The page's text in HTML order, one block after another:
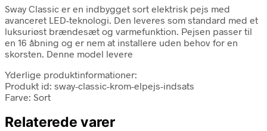
Sway Classic er en indbygget sort elektrisk pejs med
avanceret LED-teknologi. Den leveres som standard med et
luksuriøst brændesæt og varmefunktion. Pejsen passer til
en 16 åbning og er nem at installere uden behov for en
skorsten. Denne model levere
Yderlige produktinformationer:
Produkt id: sway-classic-krom-elpejs-indsats
Farve: Sort
Relaterede varer